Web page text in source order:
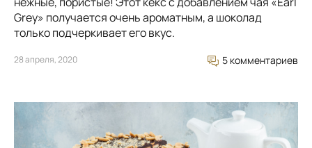
Grey» получается очень ароматным, а шоколад
только подчеркивает его вкус.
28 апреля, 2020 5 комментариев